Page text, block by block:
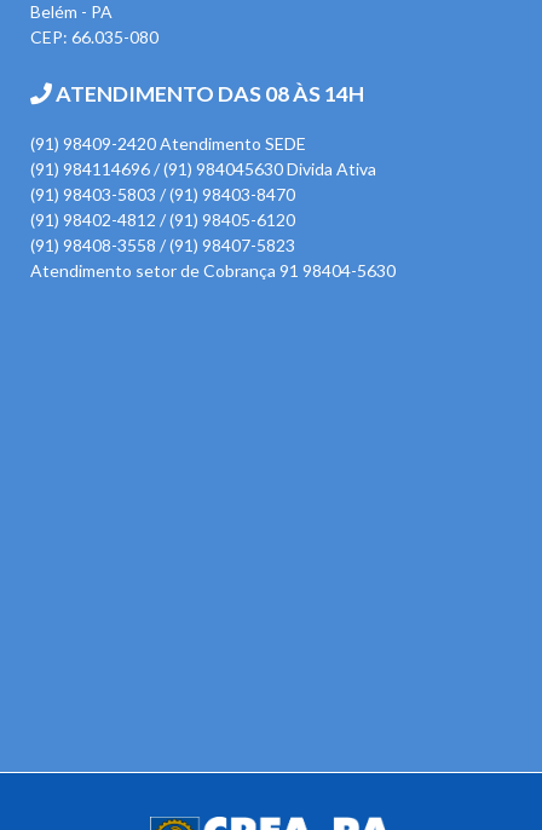
Belém - PA
CEP: 66.035-080
ATENDIMENTO DAS 08 ÀS 14H
(91) 98409-2420 Atendimento SEDE
(91) 984114696 / (91) 984045630 Divida Ativa
(91) 98403-5803 / (91) 98403-8470
(91) 98402-4812 / (91) 98405-6120
(91) 98408-3558 / (91) 98407-5823
Atendimento setor de Cobrança 91 98404-5630